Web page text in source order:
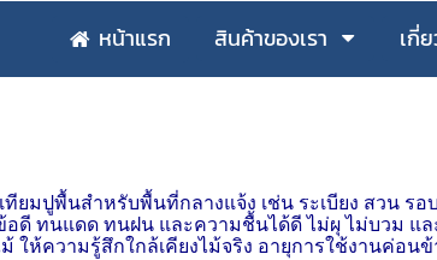
หน้าแรก สินค้าของเรา เกี่
ทียมปูพื้นสำหรับพื้นที่กลางแจ้ง เช่น ระเบียง สวน ร
อดี ทนแดด ทนฝน และความชื้นได้ดี ไม่ผุ ไม่บวม แ
ให้ความรู้สึกใกล้เคียงไม้จริง อายุการใช้งานค่อนข้